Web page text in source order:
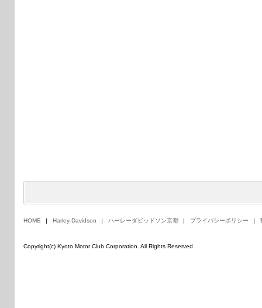
HOME Harley-Davidson ハーレーダビッドソン京都 プライバシーポリシー
Copyright(c) Kyoto Motor Club Corporation. All Rights Reserved